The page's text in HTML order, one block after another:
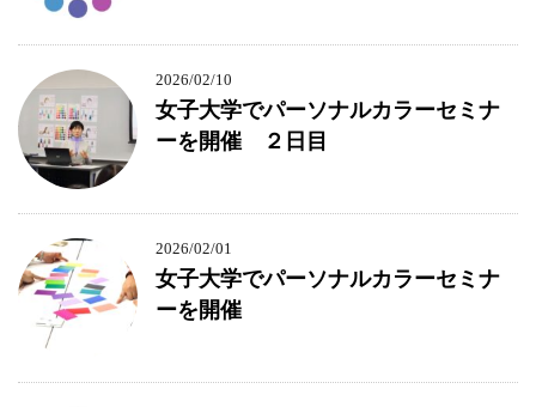
2026/02/10
女子大学でパーソナルカラーセミナ
ーを開催 ２日目
2026/02/01
女子大学でパーソナルカラーセミナ
ーを開催